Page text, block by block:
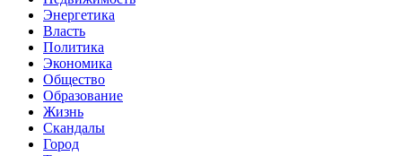
Энергетика
Власть
Политика
Экономика
Общество
Образование
Жизнь
Скандалы
Город